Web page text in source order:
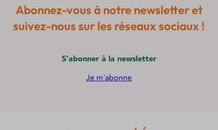
Abonnez-vous à notre newsletter et
suivez-nous sur les réseaux sociaux !
S'abonner à la newsletter
Je m'abonne